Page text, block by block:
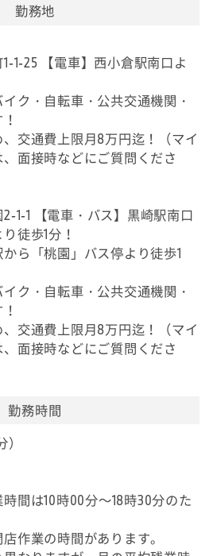
勤務地
1-25 【電車】西小倉駅南口よ
ク・自転車・公共交通機関・
交通費上限月8万円迄！（マイ
面接時などにご質問くださ
1-1 【電車・バス】黒崎駅南口
徒歩1分！
から「桃園」バス停より徒歩1
ク・自転車・公共交通機関・
交通費上限月8万円迄！（マイ
面接時などにご質問くださ
勤務時間
間は10時00分～18時30分のた
作業の時間があります。